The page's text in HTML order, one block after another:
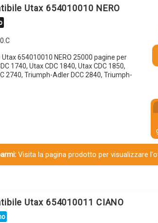
Utax 654010010 NERO
654010010 NERO 25000 pagine per
1740, Utax CDC 1840, Utax CDC 1850,
2740, Triumph-Adler DCC 2840, Triumph-
Visita la pagina prodotto per visualizzare
Utax 654010011 CIANO